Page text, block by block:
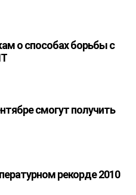
о способах борьбы с
смогут получить
рекорде 2010